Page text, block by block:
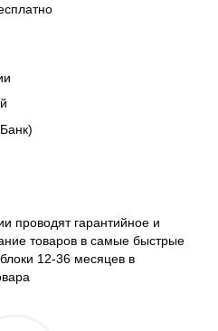
проводят гарантийное и
товаров в самые быстрые
12-36 месяцев в